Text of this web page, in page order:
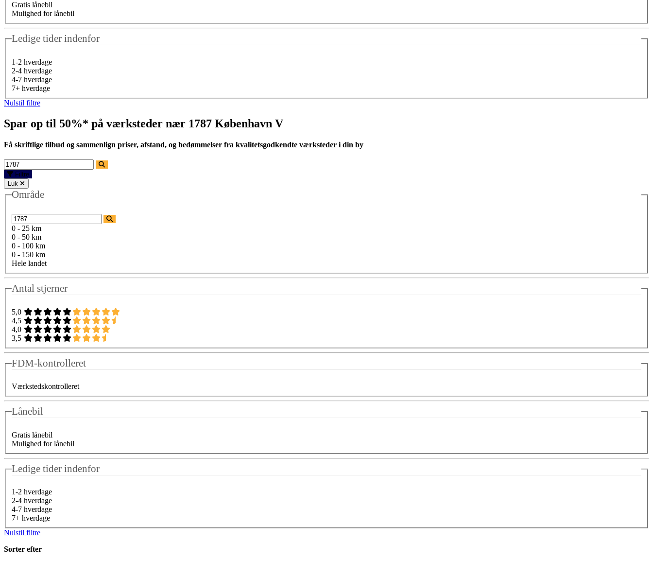
Gratis lånebil
Mulighed for lånebil
Ledige tider indenfor
1-2 hverdage
2-4 hverdage
4-7 hverdage
7+ hverdage
Nulstil filtre
Spar op til 50%* på værksteder nær 1787 København V
Få skriftlige tilbud og sammenlign priser, afstand, og bedømmelser fra kvalitetsgodkendte værksteder i din by
Filtre
Luk
Område
0 - 25 km
0 - 50 km
0 - 100 km
0 - 150 km
Hele landet
Antal stjerner
5,0
4,5
4,0
3,5
FDM-kontrolleret
Værkstedskontrolleret
Lånebil
Gratis lånebil
Mulighed for lånebil
Ledige tider indenfor
1-2 hverdage
2-4 hverdage
4-7 hverdage
7+ hverdage
Nulstil filtre
Sorter efter